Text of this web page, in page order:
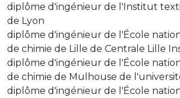
diplôme d'ingénieur de l'Institut
de Lyon
diplôme d'ingénieur de l'École
de chimie de Lille de Centrale Lille
diplôme d'ingénieur de l'École
de chimie de Mulhouse de
diplôme d'ingénieur de l'École